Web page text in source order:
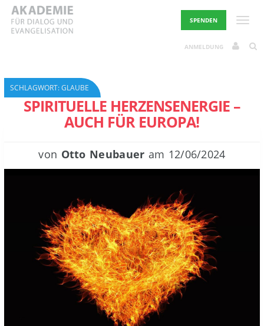
Skip
content
SPENDEN
ANMELDUNG
SCHLAGWORT:GLAUBE
SPIRITUELLE HERZENSENERGIE –
AUCH FÜR EUROPA!
von Otto Neubauer am 12/06/2024